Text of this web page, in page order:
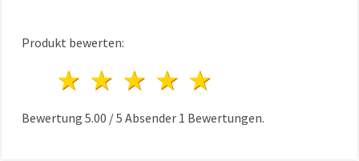
Produkt bewerten:
4 Sterne
3 Sterne
2 Sterne
1 Stern
Bewertung 5.00 /5 Absender 1 Bewertungen.